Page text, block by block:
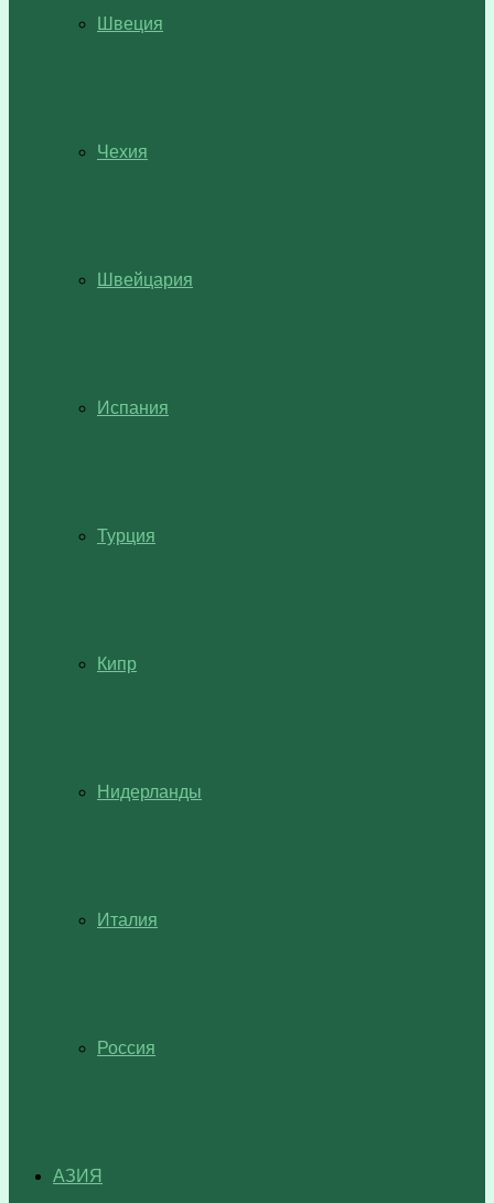
Швеция
Чехия
Швейцария
Испания
Турция
Кипр
Нидерланды
Италия
Россия
АЗИЯ